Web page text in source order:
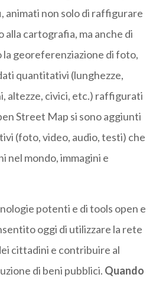
animati non solo di raffigurare
cartografia, ma anche di
georeferenziazione di foto,
quantitativi (lunghezze,
altezze, civici, etc.) raffigurati
Street Map si sono aggiunti
(foto, video, audio, testi) che
nel mondo, immagini e
potenti e di tools open e
oggi di utilizzare la rete
cittadini e contribuire al
di beni pubblici. Quando